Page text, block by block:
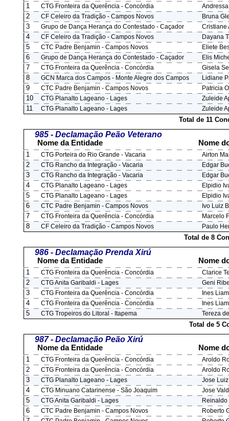
1
CTG Fronteira da Querência - Concórdia
Bruna
2
CF Celeiro da Tradição - Campos Novos
Cristiane
3
Grupo de Dança Herança do Contestado - Caçador
Dayana
4
CF Celeiro da Tradição - Campos Novos
Eliete
5
CTC Padre Benjamin - Campos Novos
Elis
6
Grupo de Dança Herança do Contestado - Caçador
Gisela
7
CTG Fronteira da Querência - Concórdia
Lidiane
8
GCN Marca dos Campos - Monte Alegre dos Campos
Patricia
9
CTC Padre Benjamin - Campos Novos
Zuleide
10
CTG Planalto Lageano - Lages
Zuleide
11 CTG Planalto Lageano - Lages
Total de 11
Nome da Entidade Nome
985 - Declamação Peão Veterano
Airton
1
CTG Porteira do Rio Grande - Vacaria
Edgar
2
CTG Rancho da Integração - Vacaria
Edgar
3
CTG Rancho da Integração - Vacaria
Elpidio
4
CTG Planalto Lageano - Lages
Elpidio
5
CTG Planalto Lageano - Lages
Ivo Luiz
6
CTC Padre Benjamin - Campos Novos
Marcelo
7
CTG Fronteira da Querência - Concórdia
Paulo
8 CF Celeiro da Tradição - Campos Novos
Total de 8
Nome da Entidade Nome
986 - Declamação Prenda Xirú
Clarice
1
CTG Fronteira da Querência - Concórdia
Geni
2
CTG Anita Garibaldi - Lages
Ines
3
CTG Fronteira da Querência - Concórdia
Ines
4
CTG Fronteira da Querência - Concórdia
Tereza
5 CTG Tropeiros do Litoral - Itapema
Total de 5
Nome da Entidade Nome
987 - Declamação Peão Xirú
Aroldo
1
CTG Fronteira da Querência - Concórdia
Aroldo
2
CTG Fronteira da Querência - Concórdia
Jose
3
CTG Planalto Lageano - Lages
Jose
4
CTG Minuano Catarinense - São Joaquim
5
CTG Anita Garibaldi - Lages
Roberto
6
CTC Padre Benjamin - Campos Novos